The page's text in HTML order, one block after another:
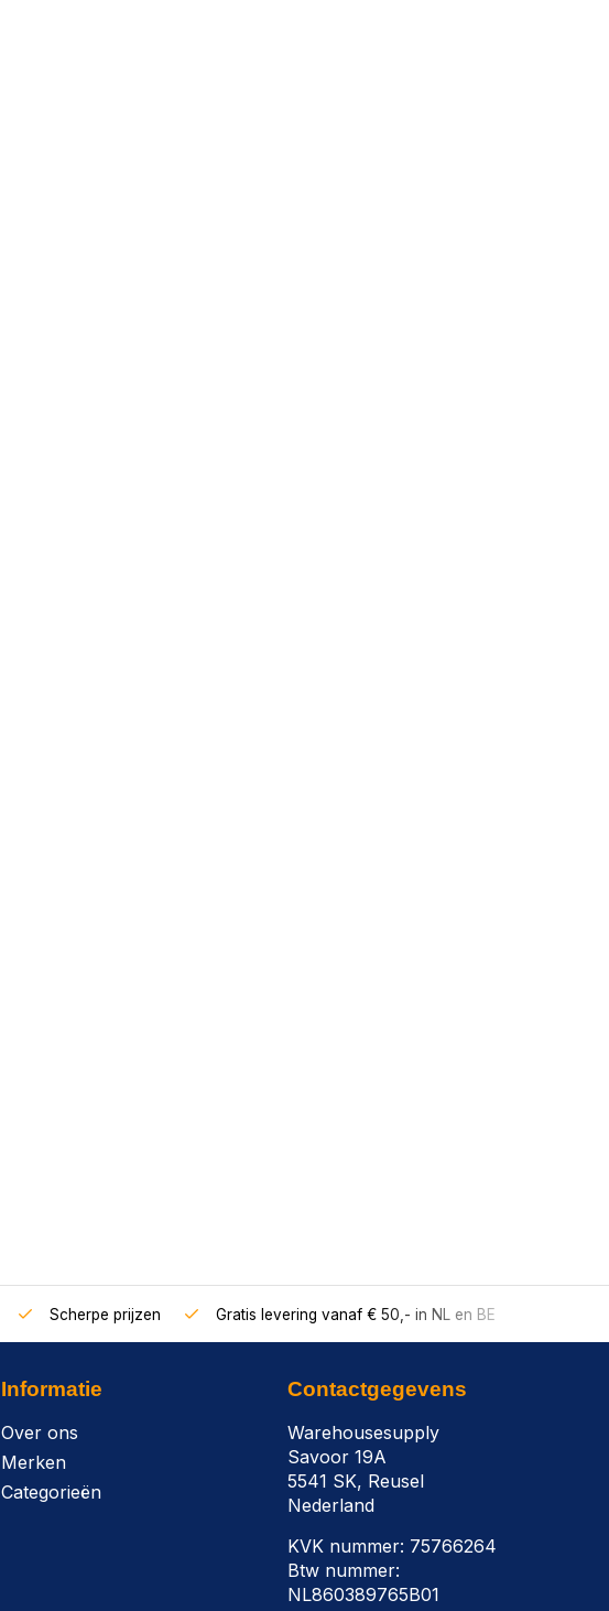
Scherpe prijzen Gratis levering vanaf € 50,- in NL en BE
Informatie
Over ons
Merken
Categorieën
Contactgegevens
Warehousesupply
Savoor 19A
5541 SK, Reusel
Nederland
KVK nummer: 75766264
Btw nummer:
NL860389765B01